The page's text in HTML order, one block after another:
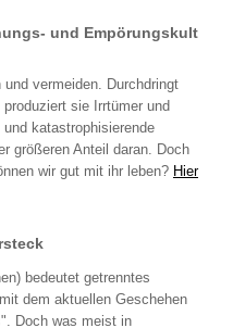
und Empörungskult
vermeiden. Durchdringt
sie Irrtümer und
katastrophisierende
größeren Anteil daran. Doch
wir gut mit ihr leben? Hier
bedeutet getrenntes
dem aktuellen Geschehen
Doch was meist in